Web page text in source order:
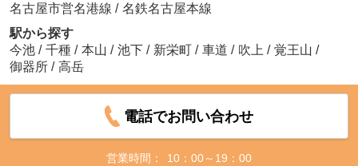
名古屋市営名港線 / 名鉄名古屋本線
駅から探す
今池 / 千種 / 本山 / 池下 / 新栄町 / 車道 / 吹上 / 覚王山 /
御器所 / 高岳
電話でお問い合わせ
営業時間：
10：00～19：00